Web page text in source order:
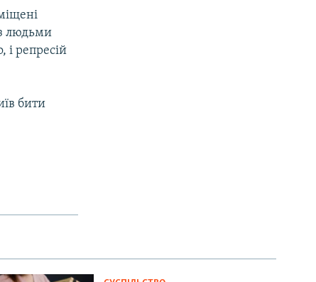
з людьми
і репресій
бити